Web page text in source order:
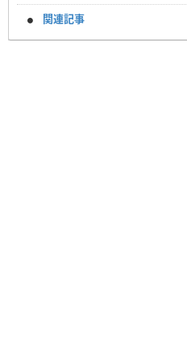
関連記事